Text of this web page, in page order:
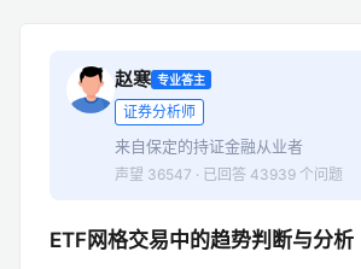
赵寒 专业答主
证券分析师
来自保定的持证金融从业者
声望 36547 · 已回答 43939 个问题
ETF网格交易中的趋势判断与分析